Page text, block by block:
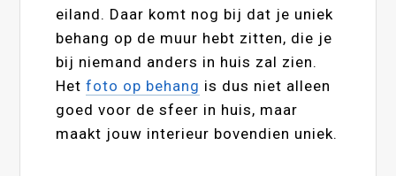
eiland. Daar komt nog bij dat je uniek
behang op de muur hebt zitten, die je
bij niemand anders in huis zal zien.
Hetfoto op behang is dus niet alleen
goed voor de sfeer in huis, maar
maakt jouw interieur bovendien uniek.